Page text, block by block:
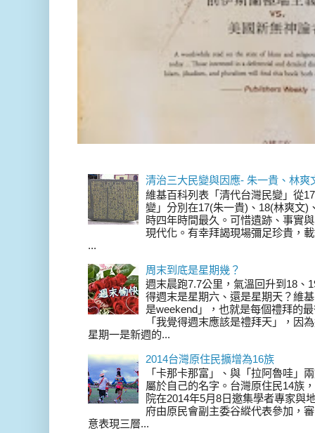
清治三大民變與因應- 朱一貴、林爽
維基百科列表「清代台灣民變」從
變」分別在17(朱一貴)、18(林爽文)
時四年時間最久。可惜遺跡、事實
現代化。有幸拜謁現場彌足珍貴，
...
周末到底是星期幾？
週末晨跑7.7公里，氣溫回升到18、
得週末是星期六、還是星期天？維
是weekend」，也就是每個禮拜的
「我覺得週末應該是禮拜天」，因
星期一是新週的...
2014台灣原住民擴增為16族
「卡那卡那富」、與「拉阿魯哇」
屬於自己的名字。台灣原住民14族
院在2014年5月8日邀集學者專家與
府由原民會副主委谷縱代表參加，
意表現三層...